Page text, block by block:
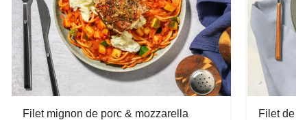
Filet mignon de porc & mozzarella
Filet de